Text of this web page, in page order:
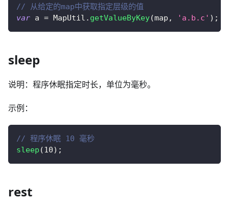
// 从给定的map中获取指定层级的值
var a = MapUtil . getValueByKey(map , 'a.b.c' ) ;
sleep
说明：程序休眠指定时长，单位为毫秒。
示例：
// 程序休眠 10 毫秒
sleep (10) ;
rest